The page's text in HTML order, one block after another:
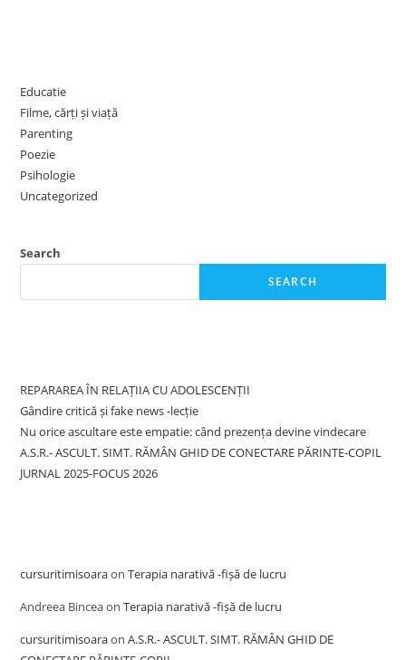
Educatie
Filme, cărți și viață
Parenting
Poezie
Psihologie
Uncategorized
Search
SEARCH
REPARAREA ÎN RELAȚIIA CU ADOLESCENȚII
Gândire critică și fake news -lecție
Nu orice ascultare este empatie: când prezența devine vindecare
A.S.R.- ASCULT. SIMT. RĂMÂN GHID DE CONECTARE PĂRINTE-COPIL
JURNAL 2025-FOCUS 2026
cursuritimisoaraonTerapia narativă -fișă de lucru
Andreea BinceaonTerapia narativă -fișă de lucru
cursuritimisoaraonA.S.R.- ASCULT. SIMT. RĂMÂN GHID DE